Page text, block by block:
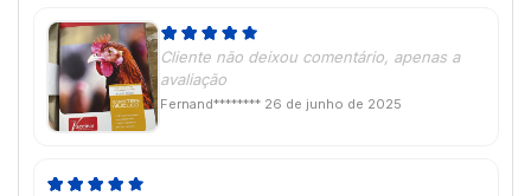
Cliente não deixou comentário, apenas a
avaliação
Fernand******** 26 de junho de 2025